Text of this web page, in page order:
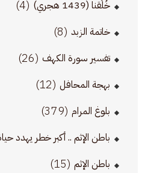
خُلُقنا (1439 هجري) (4)
خاتمة الزبد (8)
تفسير سورة الكهف (26)
بهجة المحافل (12)
بلوغ المرام (379)
باطن الإثم .. أكبر خطر يهدد
باطن الإثم (15)